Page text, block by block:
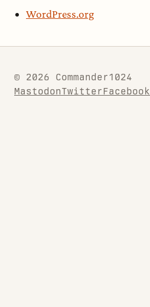
WordPress.org
© 2026 Commander1024
MastodonTwitterFacebook